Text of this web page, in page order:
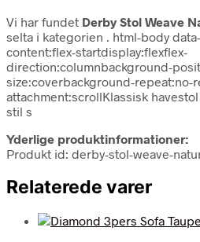
Vi har fundet Derby Stol Weave
selta i kategorien . html-body
content:flex-startdisplay:flexflex-
direction:columnbackground-
size:coverbackground-repeat:no-
attachment:scrollKlassisk
stil s
Yderlige produktinformationer:
Produkt id: derby-stol-weave-
Relaterede varer